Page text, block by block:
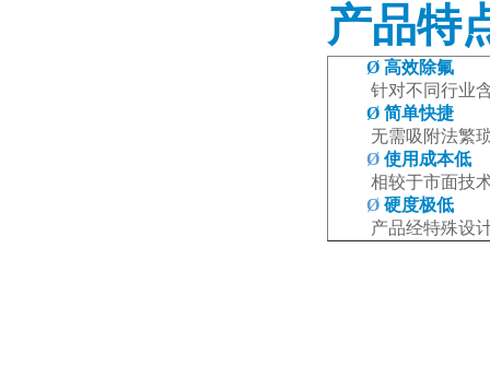
产品特
Ø 高效除氟
针对不同行业
Ø 简单快捷
无需吸附法繁
Ø 使用成本低
相较于市面技
Ø 硬度极低
产品经特殊设